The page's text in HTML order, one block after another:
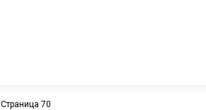
Страница 70